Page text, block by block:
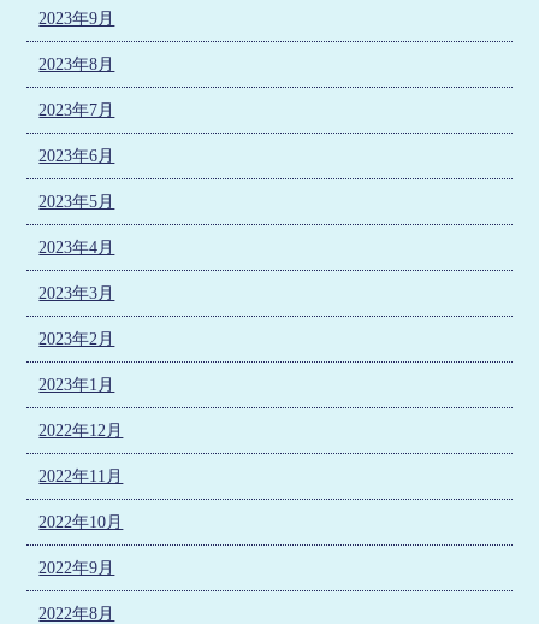
2023年9月
2023年8月
2023年7月
2023年6月
2023年5月
2023年4月
2023年3月
2023年2月
2023年1月
2022年12月
2022年11月
2022年10月
2022年9月
2022年8月